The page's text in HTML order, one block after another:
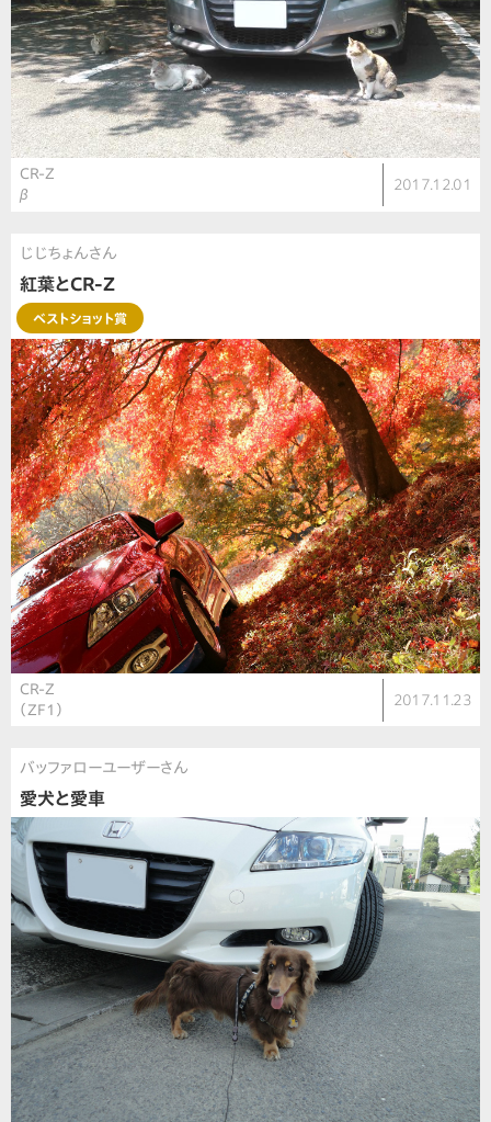
CR-Z
β
2017.12.01
じじちょんさん
紅葉とCR-Z
ベストショット賞
CR-Z
（ZF1）
2017.11.23
バッファローユーザーさん
愛犬と愛車